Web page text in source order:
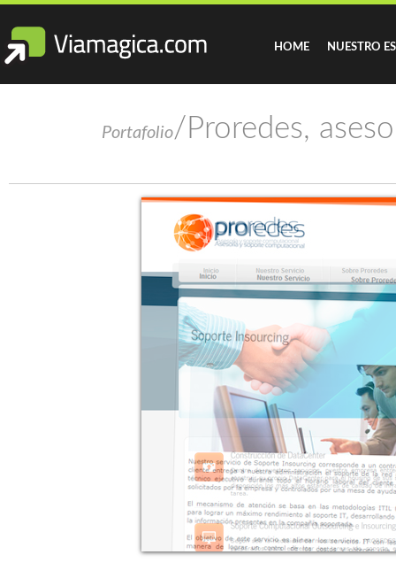
HOME NUESTRO
Portafolio/Proredes,